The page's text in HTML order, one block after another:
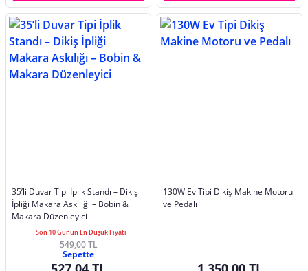
35’li Duvar Tipi İplik Standı – Dikiş
İpliği Makara Askılığı – Bobin &
Makara Düzenleyici
Son 10 Günün En Düşük Fiyatı
549,00 TL
Sepette
130W Ev Tipi Dikiş Makine Motoru
ve Pedalı